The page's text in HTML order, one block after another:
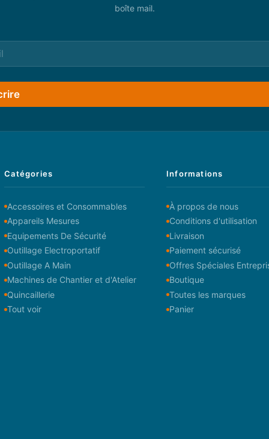
boîte mail.
Catégories
Accessoires et Consommables
Appareils Mesures
Equipements De Sécurité
Outillage Electroportatif
Outillage A Main
Machines de Chantier et d'Atelier
Quincaillerie
Tout voir
Informations
À propos de nous
Conditions d'utilisation
Livraison
Paiement sécurisé
Offres Spéciales
Boutique
Toutes les marques
Panier